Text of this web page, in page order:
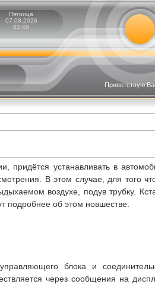
Пятница
07.08.2026
02:48
Приветствую
придётся устанавливать в
В этом случае, для того
воздухе, подув трубку.
подробнее об этом новшестве.
управляющего блока и
через сообщения на